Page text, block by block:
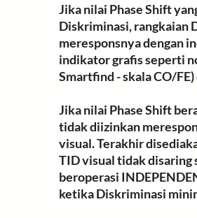
Jika nilai Phase Shift
Diskriminasi, rangkaian
meresponsnya dengan
indikator grafis seperti
Smartfind - skala CO/
Jika nilai Phase Shift
tidak diizinkan
visual. Terakhir
TID visual tidak disaring
beroperasi
ketika Diskriminasi